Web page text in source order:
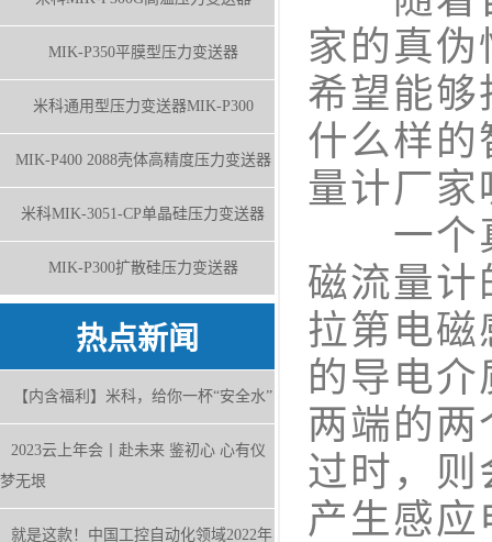
MIK-P350平膜型压力变送器
米科通用型压力变送器MIK-P300
MIK-P400 2088壳体高精度压力变送器
米科MIK-3051-CP单晶硅压力变送器
MIK-P300扩散硅压力变送器
热点新闻
【内含福利】米科，给你一杯“安全水”
2023云上年会丨赴未来 鉴初心 心有仪
梦无垠
就是这款！中国工控自动化领域2022年
家的真
希望能够
什么样的
量计厂家
一个真
磁流量计
拉第电磁
的导电
两端的
过时，
产生感